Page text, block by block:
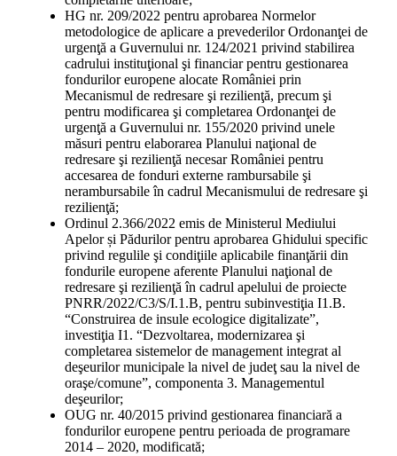
HG nr. 209/2022 pentru aprobarea Normelor
metodologice de aplicare a prevederilor Ordonanţei de
urgenţă a Guvernului nr. 124/2021 privind stabilirea
cadrului instituţional şi financiar pentru gestionarea
fondurilor europene alocate României prin
Mecanismul de redresare şi rezilienţă, precum şi
pentru modificarea şi completarea Ordonanţei de
urgenţă a Guvernului nr. 155/2020 privind unele
măsuri pentru elaborarea Planului naţional de
redresare şi rezilienţă necesar României pentru
accesarea de fonduri externe rambursabile şi
nerambursabile în cadrul Mecanismului de redresare şi
rezilienţă;
Ordinul 2.366/2022 emis de Ministerul Mediului
Apelor și Pădurilor pentru aprobarea Ghidului specific
privind regulile şi condiţiile aplicabile finanţării din
fondurile europene aferente Planului naţional de
redresare şi rezilienţă în cadrul apelului de proiecte
PNRR/2022/C3/S/I.1.B, pentru subinvestiţia I1.B.
“Construirea de insule ecologice digitalizate”,
investiţia I1. “Dezvoltarea, modernizarea şi
completarea sistemelor de management integrat al
deşeurilor municipale la nivel de judeţ sau la nivel de
oraşe/comune”, componenta 3. Managementul
deşeurilor;
OUG nr. 40/2015 privind gestionarea financiară a
fondurilor europene pentru perioada de programare
2014 – 2020, modificată;